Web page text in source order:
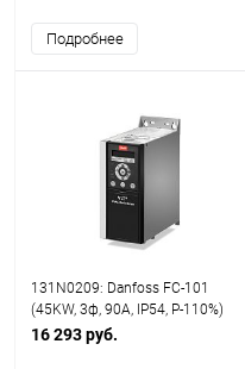
Подробнее
131N0209: Danfoss FC-101
(45KW, 3ф, 90A, IP54, P-110%)
16 293 руб.